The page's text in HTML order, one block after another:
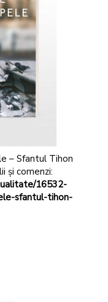
– Sfantul Tihon
și comenzi:
16532-
sfantul-tihon-